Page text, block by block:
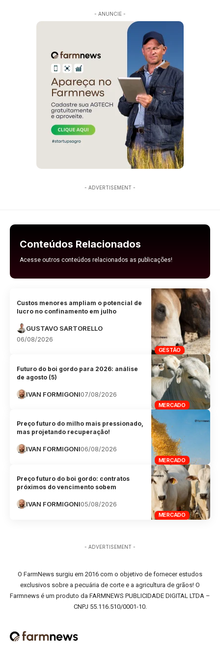
- ANUNCIE -
- ADVERTISEMENT -
Conteúdos Relacionados
Acesse outros conteúdos relacionados as publicações!
GESTÃO
Custos menores ampliam o potencial de
lucro no confinamento em julho
GUSTAVO SARTORELLO
06/08/2026
MERCADO
Futuro do boi gordo para 2026: análise
de agosto (5)
IVAN FORMIGONI07/08/2026
MERCADO
Preço futuro do milho mais pressionado,
mas projetando recuperação!
IVAN FORMIGONI06/08/2026
MERCADO
Preço futuro do boi gordo: contratos
próximos do vencimento sobem
IVAN FORMIGONI05/08/2026
- ADVERTISEMENT -
O FarmNews surgiu em 2016 com o objetivo de fornecer estudos
exclusivos sobre a pecuária de corte e a agricultura de grãos! O
Farmnews é um produto da FARMNEWS PUBLICIDADE DIGITAL LTDA –
CNPJ 55.116.510/0001-10.